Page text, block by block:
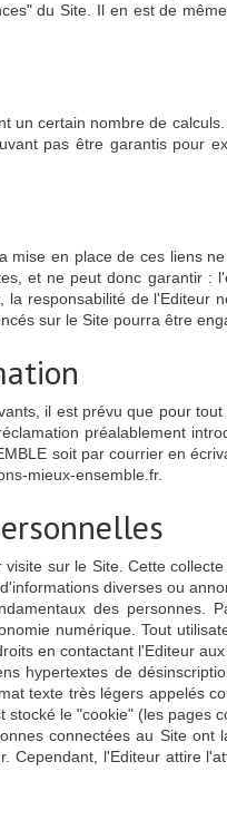
du Site. Il en est de
certain nombre de
pas être garantis pour
en place de ces liens
et ne peut donc garantir :
responsabilité de l'Editeur
sur le Site pourra être
il est prévu que pour
préalablement
soit par courrier en
mieux-ensemble.fr.
sur le Site. Cette
diverses ou
des personnes.
numérique. Tout
en contactant l'Editeur
hypertextes de
texte très légers appelés
le "cookie" (les pages
connectées au Site ont
l'Editeur attire